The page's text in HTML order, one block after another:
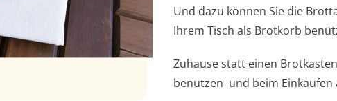
Und dazu können Sie die
Ihrem Tisch als Brotkorb
Zuhause statt einen
benutzen und beim Einkaufen